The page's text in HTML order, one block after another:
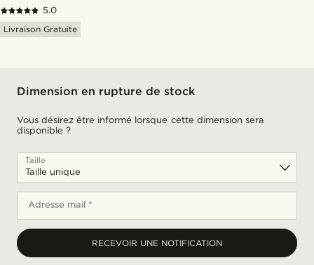
5.0
Livraison Gratuite
Dimension en rupture de stock
Vous désirez être informé lorsque cette dimension sera
disponible ?
Taille
Adresse mail *
RECEVOIR UNE NOTIFICATION